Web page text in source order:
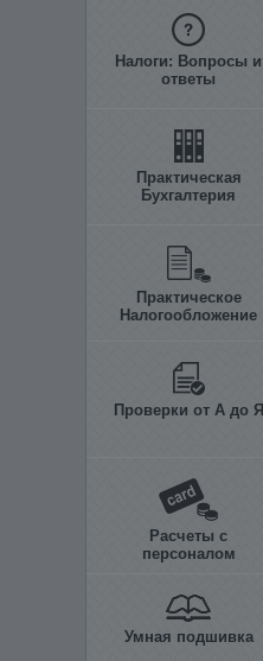
Налоги: Вопросы и
ответы
Практическая
Бухгалтерия
Практическое
Налогообложение
Проверки от А до Я
Расчеты с
персоналом
Умная подшивка